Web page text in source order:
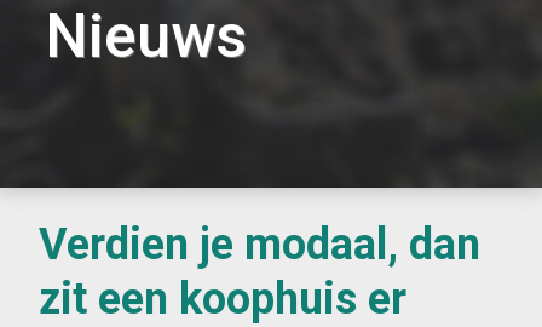
Nieuws
Verdien je modaal, dan
zit een koophuis er